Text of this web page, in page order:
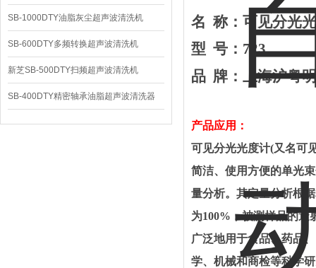
SB-1000DTY油脂灰尘超声波清洗机
SB-600DTY多频转换超声波清洗机
新芝SB-500DTY扫频超声波清洗机
SB-400DTY精密轴承油脂超声波清洗器
名 称：可见分光
型 号： 723
品 牌 ：上海沪粤明
产品应用：
可见分光光度计(又名可
简洁、使用方便的单光
量分析。其定量分析根
为100%，被测样品的透
广泛地用于食品、药品
学、机械和商检等科学